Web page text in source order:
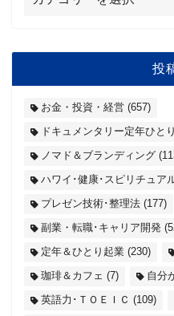
投
お金・投資・経営 (657)
ドキュメンタリー定年ひと
ノマド＆ブランディング
ハワイ･健康･スピリチュア
プレゼン技術･整理法 (177)
副業・転職･キャリア開発
定年＆ひとり起業 (230)
珈琲＆カフェ (7) 自分
英語力･ＴＯＥＩＣ (109)